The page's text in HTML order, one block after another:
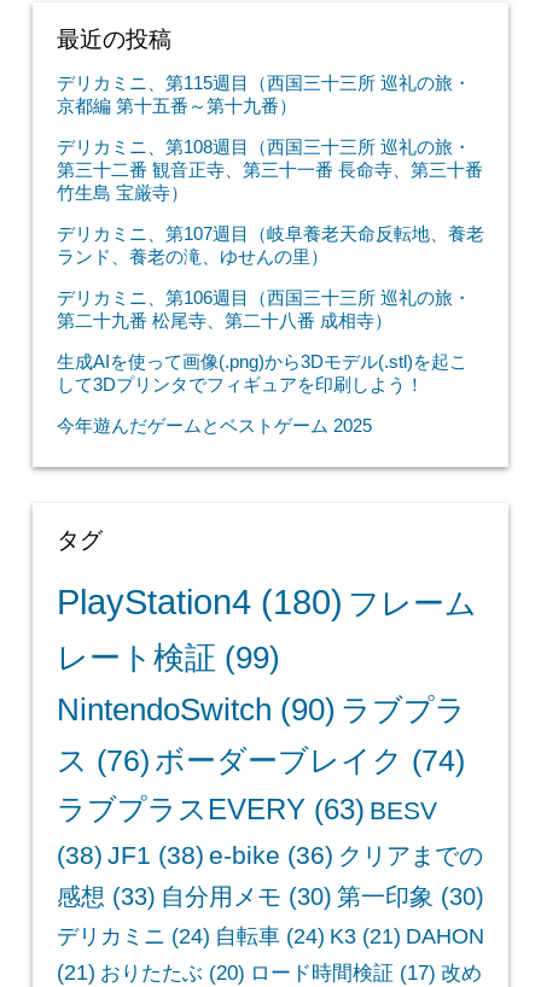
最近の投稿
デリカミニ、第115週目（西国三十三所 巡礼の旅・
京都編 第十五番～第十九番）
デリカミニ、第108週目（西国三十三所 巡礼の旅・
第三十二番 観音正寺、第三十一番 長命寺、第三十番
竹生島 宝厳寺）
デリカミニ、第107週目（岐阜養老天命反転地、養老
ランド、養老の滝、ゆせんの里）
デリカミニ、第106週目（西国三十三所 巡礼の旅・
第二十九番 松尾寺、第二十八番 成相寺）
生成AIを使って画像(.png)から3Dモデル(.stl)を起こ
して3Dプリンタでフィギュアを印刷しよう！
今年遊んだゲームとベストゲーム 2025
タグ
PlayStation4(180) フレーム
レート検証 (99)
NintendoSwitch (90) ラブプラ
ス (76) ボーダーブレイク (74)
ラブプラスEVERY(63) BESV
(38) JF1 (38) e-bike (36) クリアまでの
感想 (33) 自分用メモ (30) 第一印象 (30)
デリカミニ (24) 自転車(24) K3(21) DAHON
(21) おりたたぶ (20) ロード時間検証 (17) 改め